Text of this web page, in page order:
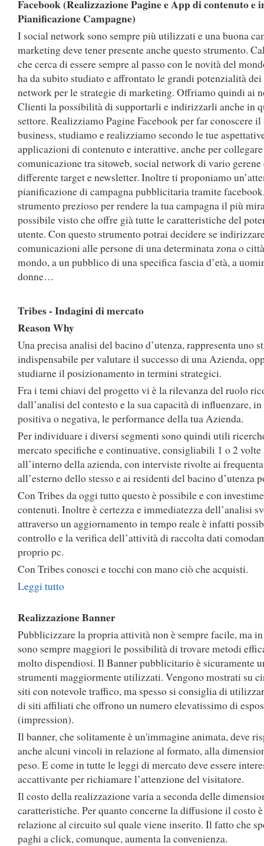
Facebook (Realizzazione Pagine e App di contenuto e
Pianificazione Campagne)
I social network sono sempre più utilizzati e una buona
marketing deve tener presente anche questo strumento.
che cerca di essere sempre al passo con le novità del
ha da subito studiato e affrontato le grandi potenzialità
network per le strategie di marketing. Offriamo quindi ai
Clienti la possibilità di supportarli e indirizzarli anche in
settore. Realizziamo Pagine Facebook per far conoscere il
business, studiamo e realizziamo secondo le tue
applicazioni di contenuto e interattive, anche per
comunicazione tra sitoweb, social network di vario gerene
differente target e newsletter. Inoltre ti proponiamo
pianificazione di campagna pubblicitaria tramite
strumento prezioso per rendere la tua campagna il più
possibile visto che offre già tutte le caratteristiche del
utente. Con questo strumento potrai decidere se
comunicazioni alle persone di una determinata zona o
mondo, a un pubblico di una specifica fascia d’età, a
donne…
Tribes - Indagini di mercato
Reason Why
Una precisa analisi del bacino d’utenza, rappresenta uno
indispensabile per valutare il successo di una Azienda,
studiarne il posizionamento in termini strategici.
Fra i temi chiavi del progetto vi è la rilevanza del ruolo
dall’analisi del contesto e la sua capacità di influenzare,
positiva o negativa, le performance della tua Azienda.
Per individuare i diversi segmenti sono quindi utili
mercato specifiche e continuative, consigliabili 1 o 2 volte
all’interno della azienda, con interviste rivolte ai
all’esterno dello stesso e ai residenti del bacino d’utenza
Con Tribes da oggi tutto questo è possibile e con
contenuti. Inoltre è certezza e immediatezza dell’analisi
attraverso un aggiornamento in tempo reale è infatti
controllo e la verifica dell’attività di raccolta dati
proprio pc.
Con Tribes conosci e tocchi con mano ciò che acquisti.
Leggi tutto
Realizzazione Banner
Pubblicizzare la propria attività non è sempre facile, ma
sono sempre maggiori le possibilità di trovare metodi
molto dispendiosi. Il Banner pubblicitario è sicuramente
strumenti maggiormente utilizzati. Vengono mostrati su
siti con notevole traffico, ma spesso si consiglia di
di siti affiliati che offrono un numero elevatissimo di
(impression).
Il banner, che solitamente è un'immagine animata, deve
anche alcuni vincoli in relazione al formato, alla
peso. E come in tutte le leggi di mercato deve essere
accattivante per richiamare l’attenzione del visitatore.
Il costo della realizzazione varia a seconda delle
caratteristiche. Per quanto concerne la diffusione il costo
relazione al circuito sul quale viene inserito. Il fatto che
paghi a click, comunque, aumenta la convenienza.